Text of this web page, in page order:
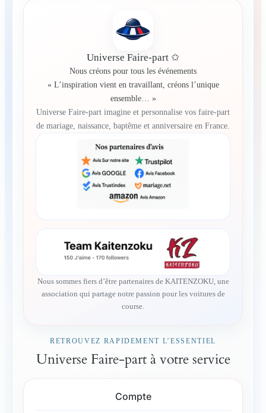
Universe Faire-part ✩
Nous créons pour tous les événements
« L’inspiration vient en travaillant, créons l’unique
ensemble… »
Universe Faire-part imagine et personnalise vos faire-part
de mariage, naissance, baptême et anniversaire en France.
Nous sommes fiers d’être partenaires de KAITENZOKU, une
association qui partage notre passion pour les voitures de
course.
RETROUVEZ RAPIDEMENT L’ESSENTIEL
Universe Faire-part à votre service
Compte